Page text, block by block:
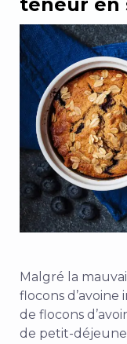
Malgré la
flocons d’avoine
de flocons
de petit-